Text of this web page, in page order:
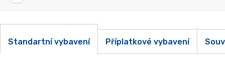
Standartní vybavení Příplatkové vybavení